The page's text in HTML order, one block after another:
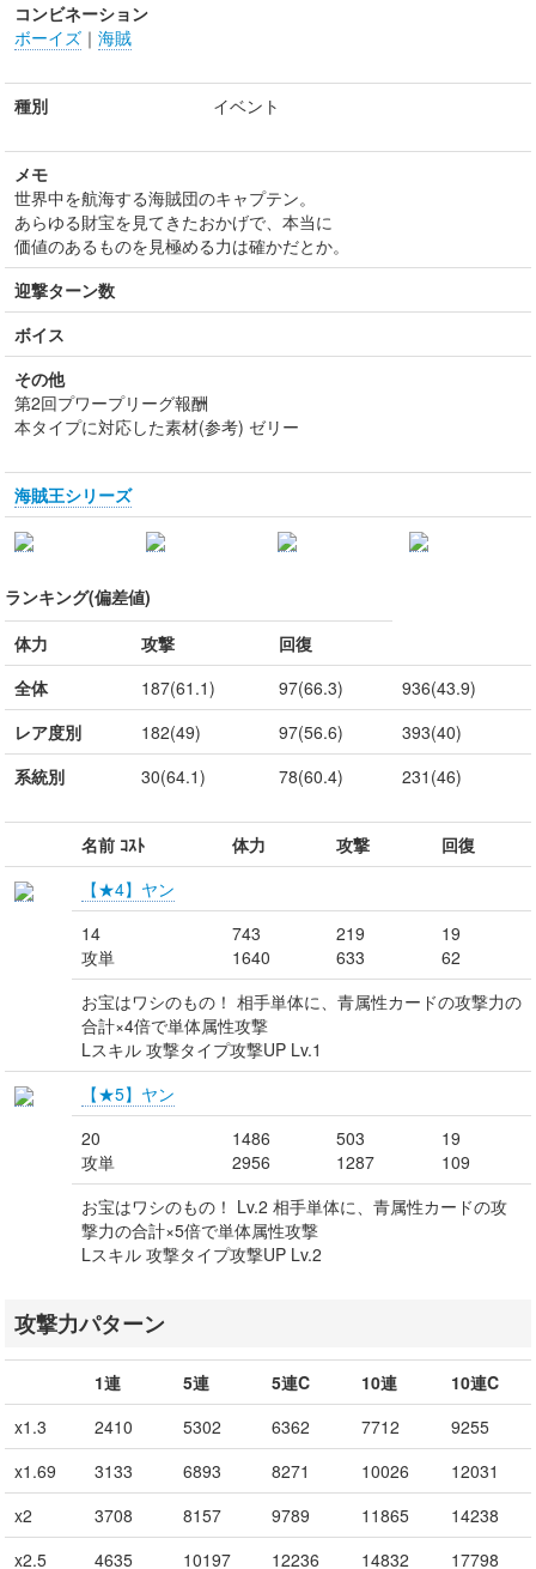
コンビネーション
ボーイズ ｜ 海賊
種別 イベント
メモ
世界中を航海する海賊団のキャプテン。
あらゆる財宝を見てきたおかげで、本当に
価値のあるものを見極める力は確かだとか。
迎撃ターン数
ボイス
その他
第2回プワープリーグ報酬
本タイプに対応した素材(参考) ゼリー
海賊王シリーズ
ランキング(偏差値)
体力
攻撃
回復
全体
187(61.1) 97(66.3)
936(43.9)
レア度別
182(49) 97(56.6)
393(40)
系統別
30(64.1) 78(60.4) 231(46)
名前 ｺｽﾄ 体力 攻撃
回復
【★4】ヤン
14
攻単
743
1640
219
633
19
62
お宝はワシのもの！ 相手単体に、青属性カードの攻撃力の
合計×4倍で単体属性攻撃
Lスキル 攻撃タイプ攻撃UP Lv.1
【★5】ヤン
20
攻単
1486
2956
503
1287
19
109
お宝はワシのもの！ Lv.2 相手単体に、青属性カードの攻
撃力の合計×5倍で単体属性攻撃
Lスキル 攻撃タイプ攻撃UP Lv.2
攻撃力パターン
1連 5連 5連C 10連
10連C
x1.3
2410 5302 6362 7712
9255
x1.69
3133 6893 8271 10026
12031
x2
3708 8157 9789 11865
14238
x2.5
4635 10197 12236 14832 17798